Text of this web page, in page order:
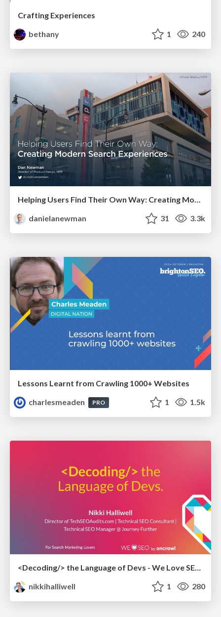
Crafting Experiences
bethany
1 240
Helping Users Find Their Own Way: Creating Modern Search Experiences
danielanewman
31 3.3k
Lessons Learnt from Crawling 1000+ Websites
charlesmeaden
PRO 1 1.5k
nikkihalliwell
1 280